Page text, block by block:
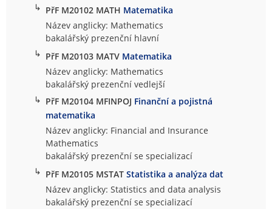
↳ PřF M20102 MATH Matematika
Název anglicky: Mathematics
bakalářský prezenční hlavní
↳ PřF M20103 MATV Matematika
Název anglicky: Mathematics
bakalářský prezenční vedlejší
↳ PřF M20104 MFINPOJ Finanční a pojistná
matematika
Název anglicky: Financial and Insurance
Mathematics
bakalářský prezenční se specializací
↳ PřF M20105 MSTATStatistika a analýza dat
Název anglicky: Statistics and data analysis
bakalářský prezenční se specializací